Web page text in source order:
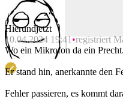
Beitrag melden
Hierundjetzt
10.04.2024 19:41 registriert
Wo ein Mikrofon da ein Precht.
Er stand hin, anerkannte den
Fehler passieren, es kommt